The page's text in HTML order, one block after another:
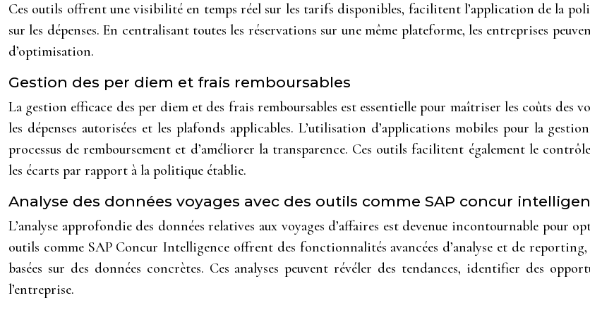
Ces outils offrent une visibilité en temps réel sur les tarifs disponibles, facilitent l’application de la
sur les dépenses. En centralisant toutes les réservations sur une même plateforme, les entreprises
d’optimisation.
Gestion des per diem et frais remboursables
La gestion efficace des per diem et des frais remboursables est essentielle pour maîtriser les coûts des
les dépenses autorisées et les plafonds applicables. L’utilisation d’applications mobiles pour la
processus de remboursement et d’améliorer la transparence. Ces outils facilitent également le
les écarts par rapport à la politique établie.
Analyse des données voyages avec des outils comme SAP concur
L’analyse approfondie des données relatives aux voyages d’affaires est devenue incontournable pour
outils comme SAP Concur Intelligence offrent des fonctionnalités avancées d’analyse et de
basées sur des données concrètes. Ces analyses peuvent révéler des tendances, identifier des
l’entreprise.